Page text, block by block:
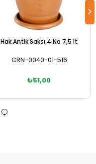
Hak Antik Saksı 4 No 7,5 lt
CRN-0040-01-516
₺51,00